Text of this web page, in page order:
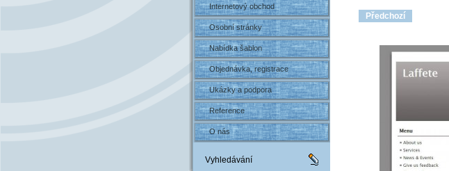
Internetový obchod
Osobní stránky
Nabídka šablon
Objednávka, registrace
Ukázky a podpora
Reference
O nás
Vyhledávání
Předchozí